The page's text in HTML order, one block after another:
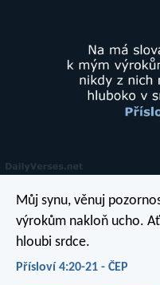
Můj synu, věnuj
výrokům nakloň ucho.
hloubi srdce.
Přísloví 4:20-21 - ČEP